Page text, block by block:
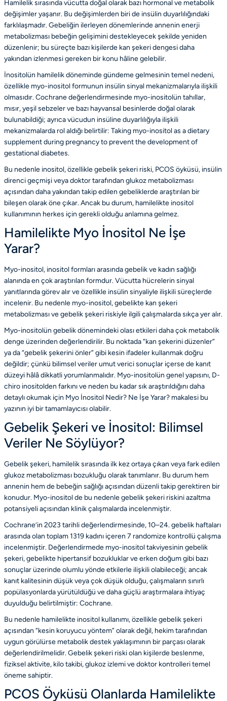
Hamilelik sırasında vücutta doğal olarak bazı hormonal ve metabolik
değişimler yaşanır. Bu değişimlerden biri de insülin duyarlılığındaki
farklılaşmadır. Gebeliğin ilerleyen dönemlerinde annenin enerji
metabolizması bebeğin gelişimini destekleyecek şekilde yeniden
düzenlenir; bu süreçte bazı kişilerde kan şekeri dengesi daha
yakından izlenmesi gereken bir konu hâline gelebilir.
İnositolün hamilelik döneminde gündeme gelmesinin temel nedeni,
özellikle myo-inositol formunun insülin sinyal mekanizmalarıyla ilişkili
olmasıdır. Cochrane değerlendirmesinde myo-inositolün tahıllar,
mısır, yeşil sebzeler ve bazı hayvansal besinlerde doğal olarak
bulunabildiği; ayrıca vücudun insüline duyarlılığıyla ilişkili
mekanizmalarda rol aldığı belirtilir: Taking myo-inositol as a dietary
supplement during pregnancy to prevent the development of
gestational diabetes.
Bu nedenle inositol, özellikle gebelik şekeri riski, PCOS öyküsü, insülin
direnci geçmişi veya doktor tarafından glukoz metabolizması
açısından daha yakından takip edilen gebeliklerde araştırılan bir
bileşen olarak öne çıkar. Ancak bu durum, hamilelikte inositol
kullanımının herkes için gerekli olduğu anlamına gelmez.
Hamilelikte Myo İnositol Ne İşe
Yarar?
Myo-inositol, inositol formları arasında gebelik ve kadın sağlığı
alanında en çok araştırılan formdur. Vücutta hücrelerin sinyal
yanıtlarında görev alır ve özellikle insülin sinyaliyle ilişkili süreçlerde
incelenir. Bu nedenle myo-inositol, gebelikte kan şekeri
metabolizması ve gebelik şekeri riskiyle ilgili çalışmalarda sıkça yer alır.
Myo-inositolün gebelik dönemindeki olası etkileri daha çok metabolik
denge üzerinden değerlendirilir. Bu noktada “kan şekerini düzenler”
ya da “gebelik şekerini önler” gibi kesin ifadeler kullanmak doğru
değildir; çünkü bilimsel veriler umut verici sonuçlar içerse de kanıt
düzeyi hâlâ dikkatli yorumlanmalıdır. Myo-inositolün genel yapısını, D-
chiro inositolden farkını ve neden bu kadar sık araştırıldığını daha
detaylı okumak için Myo İnositol Nedir? Ne İşe Yarar? makalesi bu
yazının iyi bir tamamlayıcısı olabilir.
Gebelik Şekeri ve İnositol: Bilimsel
Veriler Ne Söylüyor?
Gebelik şekeri, hamilelik sırasında ilk kez ortaya çıkan veya fark edilen
glukoz metabolizması bozukluğu olarak tanımlanır. Bu durum hem
annenin hem de bebeğin sağlığı açısından düzenli takip gerektiren bir
konudur. Myo-inositol de bu nedenle gebelik şekeri riskini azaltma
potansiyeli açısından klinik çalışmalarda incelenmiştir.
Cochrane’in 2023 tarihli değerlendirmesinde, 10–24. gebelik haftaları
arasında olan toplam 1319 kadını içeren 7 randomize kontrollü çalışma
incelenmiştir. Değerlendirmede myo-inositol takviyesinin gebelik
şekeri, gebelikte hipertansif bozukluklar ve erken doğum gibi bazı
sonuçlar üzerinde olumlu yönde etkilerle ilişkili olabileceği; ancak
kanıt kalitesinin düşük veya çok düşük olduğu, çalışmaların sınırlı
popülasyonlarda yürütüldüğü ve daha güçlü araştırmalara ihtiyaç
duyulduğu belirtilmiştir: Cochrane.
Bu nedenle hamilelikte inositol kullanımı, özellikle gebelik şekeri
açısından “kesin koruyucu yöntem” olarak değil, hekim tarafından
uygun görülürse metabolik destek yaklaşımının bir parçası olarak
değerlendirilmelidir. Gebelik şekeri riski olan kişilerde beslenme,
fiziksel aktivite, kilo takibi, glukoz izlemi ve doktor kontrolleri temel
öneme sahiptir.
PCOS Öyküsü Olanlarda Hamilelikte